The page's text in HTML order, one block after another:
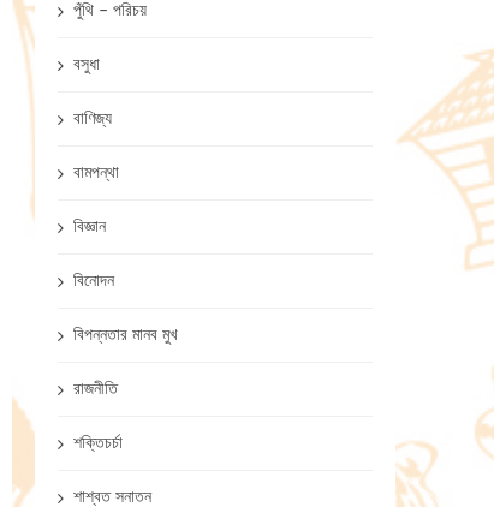
পুঁথি – পরিচয়
বসুধা
বাণিজ্য
বামপন্থা
বিজ্ঞান
বিনোদন
বিপন্নতার মানব মুখ
রাজনীতি
শক্তিচর্চা
শাশ্বত সনাতন